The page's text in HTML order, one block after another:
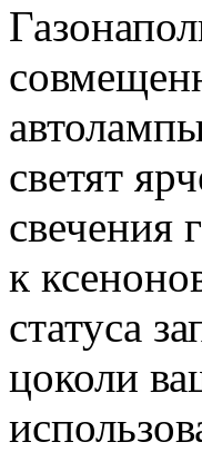
светят
свечения
к
статуса
цоколи